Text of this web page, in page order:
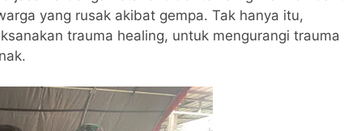
yang rusak akibat gempa. Tak hanya itu,
trauma healing, untuk mengurangi trauma